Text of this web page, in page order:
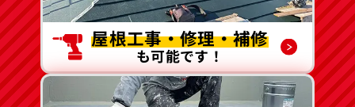
屋根工事・修理・補修
も可能です！